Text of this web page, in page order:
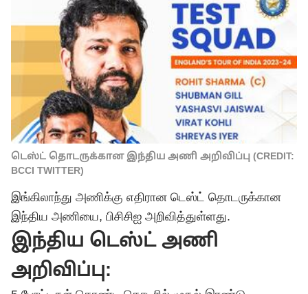
டெஸ்ட் தொடருக்கான இந்திய அணி அறிவிப்பு (CREDIT:
BCCI TWITTER)
இங்கிலாந்து அணிக்கு எதிரான டெஸ்ட் தொடருக்கான
இந்திய அணியை, பிசிசிஐ அறிவித்துள்ளது.
இந்திய டெஸ்ட் அணி
அறிவிப்பு: